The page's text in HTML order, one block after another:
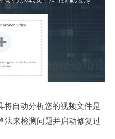
将自动分析您的视频文件是
法来检测问题并启动修复过